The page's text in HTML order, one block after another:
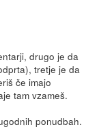
drugo je da
tretje je da
če imajo
tam vzameš.
ponudbah.